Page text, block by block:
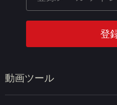
動画ツール